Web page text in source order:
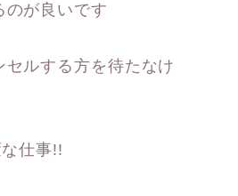
のが良いです
ルする方を待たなけ
仕事!!